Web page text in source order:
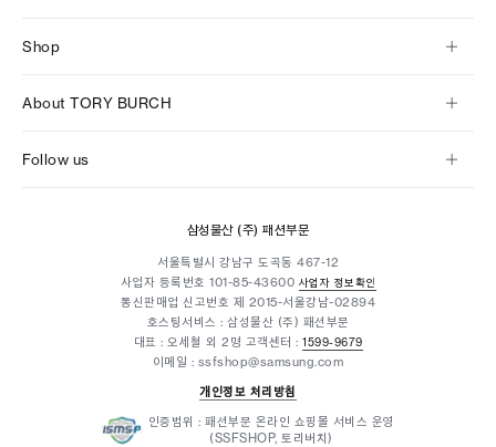
Shop
About TORY BURCH
Follow us
삼성물산 (주) 패션부문
서울특별시 강남구 도곡동 467-12
사업자 등록번호 101-85-43600 사업자 정보확인
통신판매업 신고번호 제 2015-서울강남-02894
호스팅서비스 : 삼성물산 (주) 패션부문
대표 : 오세철 외 2명 고객센터 : 1599-9679
이메일 : ssfshop@samsung.com
개인정보 처리방침
인증범위 : 패션부문 온라인 쇼핑몰 서비스 운영
(SSFSHOP, 토리버치)